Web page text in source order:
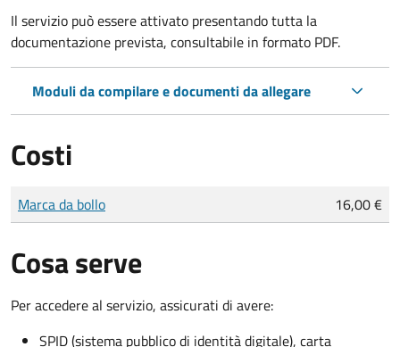
Il servizio può essere attivato presentando tutta la
documentazione prevista, consultabile in formato PDF.
Moduli da compilare e documenti da allegare
Costi
Tipo di pagamento
Importo
Marca da bollo 16,00 €
Cosa serve
Per accedere al servizio, assicurati di avere:
SPID (sistema pubblico di identità digitale), carta